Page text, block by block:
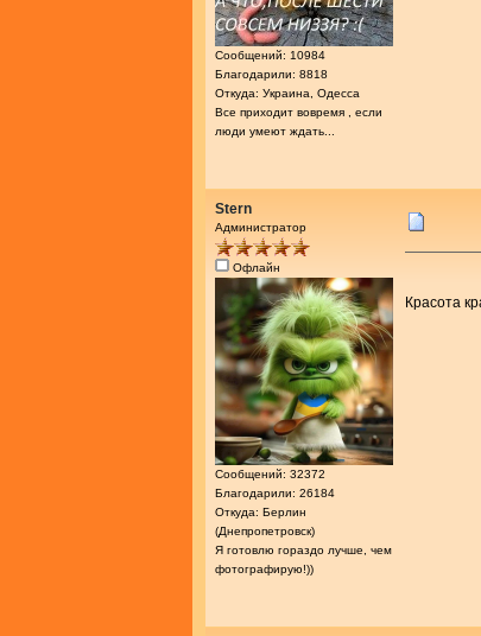
Сообщений: 10984
Благодарили: 8818
Откуда: Украина, Одесса
Все приходит вовремя , если
люди умеют ждать...
Stern
Администратор
Офлайн
Сообщений: 32372
Благодарили: 26184
Откуда: Берлин
(Днепропетровск)
Я готовлю гораздо лучше, чем
фотографирую!))
Красота